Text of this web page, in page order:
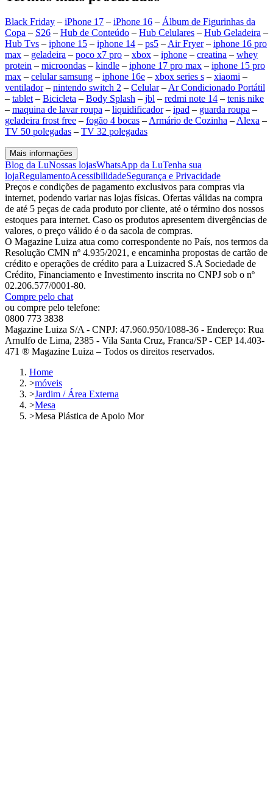
Black Friday – iPhone 17 – iPhone 16 – Álbum de Figurinhas da
Copa – S26 – Hub de Conteúdo – Hub Celulares – Hub Geladeira –
Hub Tvs – iphone 15 – iphone 14 – ps5 –Air Fryer– iphone 16 pro
max – geladeira – poco x7 pro – xbox – iphone – creatina – whey
protein – microondas – kindle – iphone 17 pro max – iphone 15 pro
max – celular samsung – iphone 16e – xbox series s – xiaomi –
ventilador– nintendo switch 2 – Celular–Ar Condicionado Portátil
– tablet– Bicicleta – Body Splash – jbl – redmi note 14 – tenis nike
– maquina de lavar roupa – liquidificador– ipad – guarda roupa –
geladeira frost free – fogão 4 bocas –Armário de Cozinha –Alexa –
TV 50 polegadas – TV 32 polegadas
Mais informações
Blog da LuNossas lojasWhatsApp da LuTenha sua
lojaRegulamentoAcessibilidadeSegurança e Privacidade
Preços e condições de pagamento exclusivos para compras via
internet, podendo variar nas lojas físicas. Ofertas válidas na compra
de até 5 peças de cada produto por cliente, até o término dos nossos
estoques para internet. Caso os produtos apresentem divergências de
valores, o preço válido é o da sacola de compras.
O Magazine Luiza atua como correspondente no País, nos termos da
Resolução CMN nº 4.935/2021, e encaminha propostas de cartão de
crédito e operações de crédito para a Luizacred S.A Sociedade de
Crédito, Financiamento e Investimento inscrita no CNPJ sob o nº
02.206.577/0001-80.
Compre pelo chat
ou compre pelo telefone:
0800 773 3838
Magazine Luiza S/A - CNPJ: 47.960.950/1088-36 - Endereço: Rua
Arnulfo de Lima, 2385 - Vila Santa Cruz, Franca/SP - CEP 14.403-
471 ® Magazine Luiza – Todos os direitos reservados.
Home
>móveis
>Jardim / Área Externa
>Mesa
>Mesa Plástica de Apoio Mor